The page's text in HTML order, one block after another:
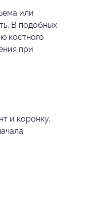
или
В подобных
костного
при
и коронку,